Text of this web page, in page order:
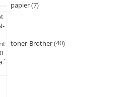
papier 7
toner-Brother 40